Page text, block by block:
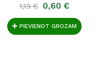
1,19 € 0,60 €
PIEVIENOT GROZAM